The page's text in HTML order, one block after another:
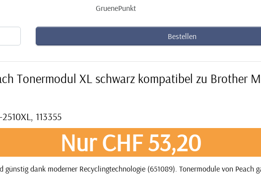
GruenePunkt
Bestellen
Tonermodul XL schwarz kompatibel zu Brother
113355
Nur CHF 53,20
günstig dank moderner Recyclingtechnologie (651089). Tonermodule von Peach